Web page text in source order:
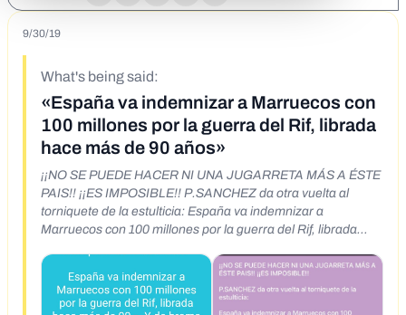
9/30/19
What's being said:
«España va indemnizar a Marruecos con
100 millones por la guerra del Rif, librada
hace más de 90 años»
¡¡NO SE PUEDE HACER NI UNA JUGARRETA MÁS A ÉSTE
PAIS!! ¡¡ES IMPOSIBLE!! P.SANCHEZ da otra vuelta al
torniquete de la estulticia: España va indemnizar a
Marruecos con 100 millones por la guerra del Rif, librada
empeñado en hacer de España la organización
gubernamental 'Bobos sin frontera' y ha acordado
indemnizar económicamente con 2000 euros a los bisnietos